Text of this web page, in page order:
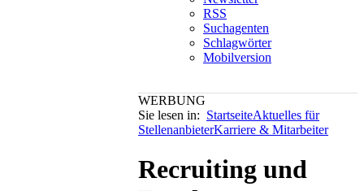
RSS
Suchagenten
Schlagwörter
Mobilversion
WERBUNG
Sie lesen in: StartseiteAktuelles für
StellenanbieterKarriere & Mitarbeiter
Recruiting und